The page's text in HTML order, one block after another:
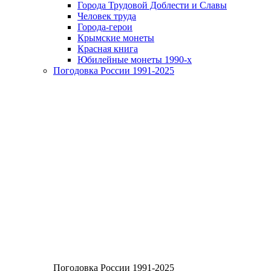
Города Трудовой Доблести и Славы
Человек труда
Города-герои
Крымские монеты
Красная книга
Юбилейные монеты 1990-х
Погодовка России 1991-2025
Погодовка России 1991-2025